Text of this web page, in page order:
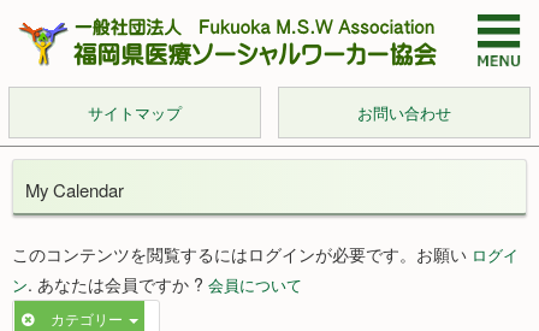
サイトマップ お問い合わせ
My Calendar
このコンテンツを閲覧するにはログインが必要です。お願い ログイ
ン. あなたは会員ですか ? 会員について
カテゴリー